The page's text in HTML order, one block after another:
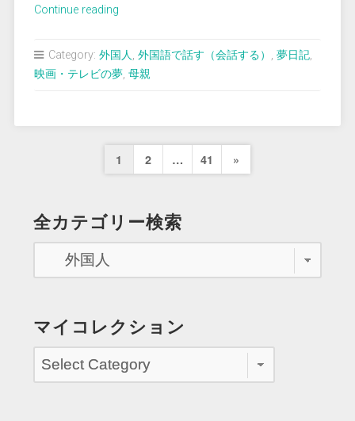
Continue reading“＜
占
い
の
ト
建
知
る
し
行
Category: 外国人, 外国語で話す（会話する） , 夢日記,
映画・テレビの夢, 母親
投
の
ペ
ー
送
り
1 2 … 41
Next
»
全カテゴリー検索
マイコレクション